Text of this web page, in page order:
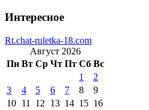
Интересное
Rt.chat-ruletka-18.com
Август 2026
Пн Вт Ср Чт Пт Сб Вс
1
2
3
4 5 6 7 8
9
10 11 12 13 14 15 16